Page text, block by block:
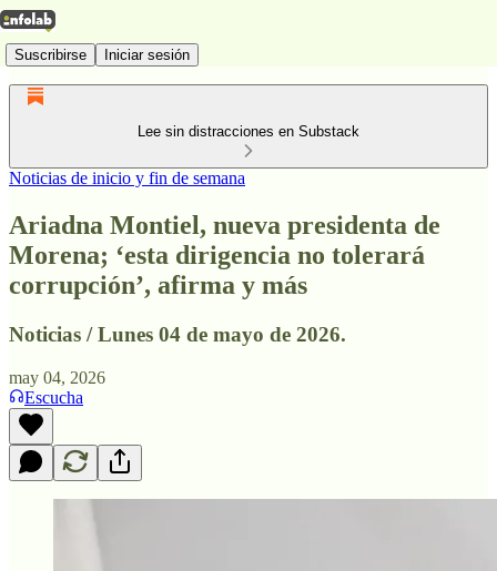
Suscribirse Iniciar sesión
Lee sin distracciones en Substack
Noticias de inicio y fin de semana
Ariadna Montiel, nueva presidenta de
Morena; ‘esta dirigencia no tolerará
corrupción’, afirma y más
Noticias / Lunes 04 de mayo de 2026.
may 04, 2026
Escucha